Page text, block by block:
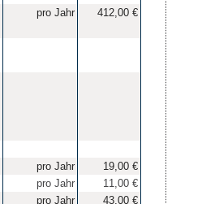
pro Jahr 412,00 €
pro Jahr
19,00 €
pro Jahr
11,00 €
pro Jahr
43,00 €